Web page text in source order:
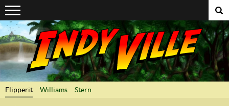
Suoraan sisältöön
Flipperit Williams Stern